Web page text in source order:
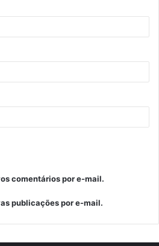
primeira vaga oficial na Seleção
e, logo em sua primeira
comentários por e-mail.
publicações por e-mail.